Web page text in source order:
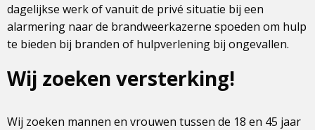
dagelijkse werk of vanuit de privé situatie bij een
alarmering naar de brandweerkazerne spoeden om hulp
te bieden bij branden of hulpverlening bij ongevallen.
Wij zoeken versterking!
Wij zoeken mannen en vrouwen tussen de 18 en 45 jaar